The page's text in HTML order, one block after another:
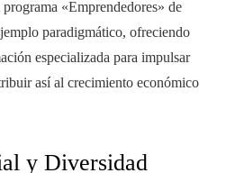
«Emprendedores» de
paradigmático, ofreciendo
especializada para impulsar
así al crecimiento económico
y Diversidad